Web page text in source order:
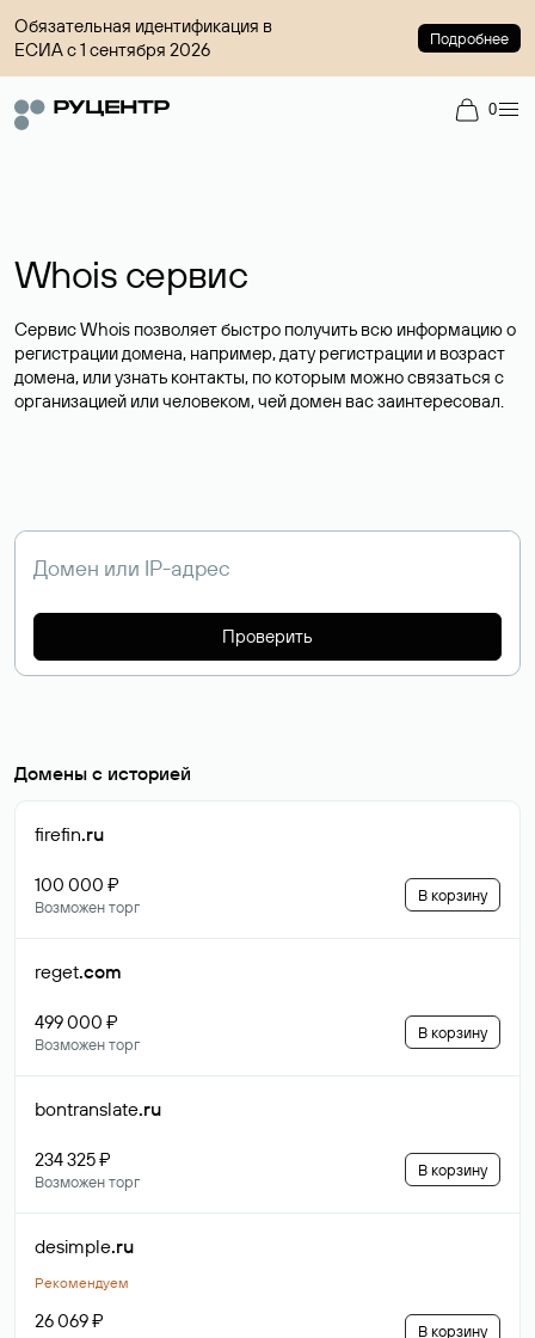
Обязательная идентификация в
ЕСИА с 1 сентября 2026
Подробнее
0
Whois сервис
Сервис Whois позволяет быстро получить всю информацию о
регистрации домена, например, дату регистрации и возраст
домена, или узнать контакты, по которым можно связаться с
организацией или человеком, чей домен вас заинтересовал.
Проверить
Домены с историей
firefin.ru
100 000 ₽
Возможен торг
В корзину
reget.com
499 000 ₽
Возможен торг
В корзину
bontranslate.ru
234 325 ₽
Возможен торг
В корзину
desimple.ru
Рекомендуем
26 069 ₽ В корзину